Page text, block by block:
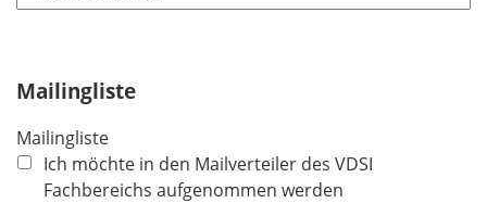
Mailingliste
Mailingliste
Ich möchte in den Mailverteiler des VDSI
Fachbereichs aufgenommen werden